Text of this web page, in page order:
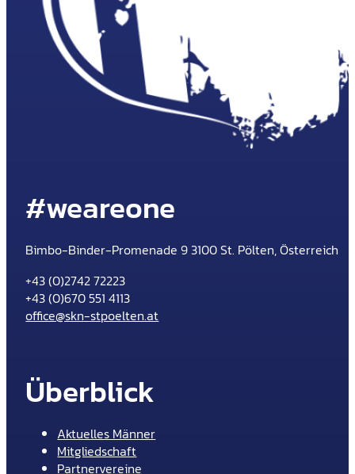
#weareone
Bimbo-Binder-Promenade 9 3100 St. Pölten, Österreich
+43 (0)2742 72223
+43 (0)670 551 4113
office@skn-stpoelten.at
Überblick
Aktuelles Männer
Mitgliedschaft
Partnervereine